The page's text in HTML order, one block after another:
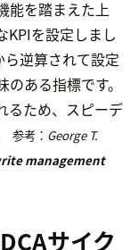
能を踏まえた上
KPIを設定しまし
ら逆算されて設定
ある指標です。
るため、スピーデ
参考： George T.
management
サイク